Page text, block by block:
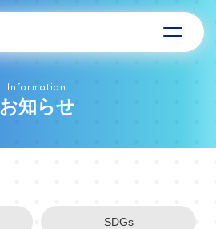
Information
お知らせ
SDGs